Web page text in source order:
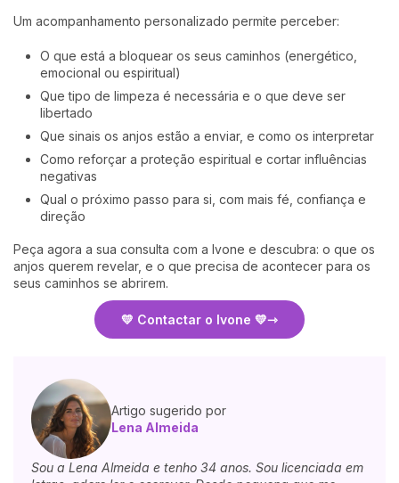
Um acompanhamento personalizado permite perceber:
O que está a bloquear os seus caminhos (energético,
emocional ou espiritual)
Que tipo de limpeza é necessária e o que deve ser
libertado
Que sinais os anjos estão a enviar, e como os interpretar
Como reforçar a proteção espiritual e cortar influências
negativas
Qual o próximo passo para si, com mais fé, confiança e
direção
Peça agora a sua consulta com a Ivone e descubra: o que os
anjos querem revelar, e o que precisa de acontecer para os
seus caminhos se abrirem.
💛 Contactar o Ivone 💛
Artigo sugerido por
Lena Almeida
Sou a Lena Almeida e tenho 34 anos. Sou licenciada em